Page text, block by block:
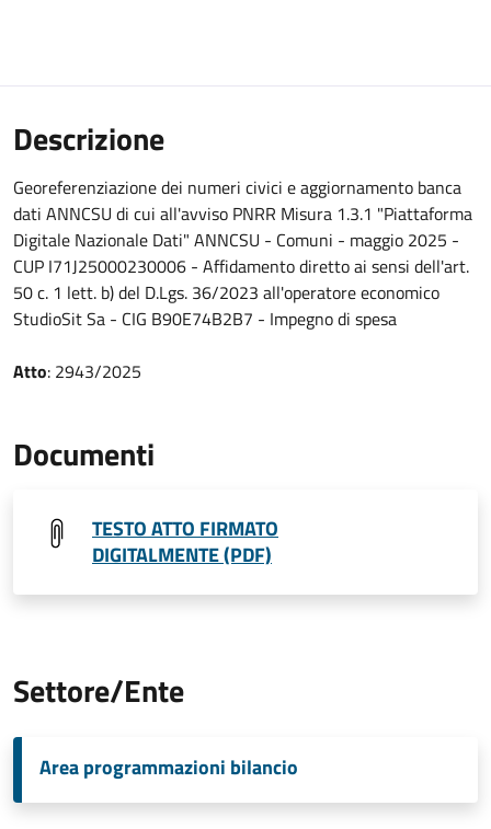
Descrizione
Georeferenziazione dei numeri civici e aggiornamento banca
dati ANNCSU di cui all'avviso PNRR Misura 1.3.1 "Piattaforma
Digitale Nazionale Dati" ANNCSU - Comuni - maggio 2025 -
CUP I71J25000230006 - Affidamento diretto ai sensi dell'art.
50 c. 1 lett. b) del D.Lgs. 36/2023 all'operatore economico
StudioSit Sa - CIG B90E74B2B7 - Impegno di spesa
Atto: 2943/2025
Documenti
TESTO ATTO FIRMATO
DIGITALMENTE (PDF)
Settore/Ente
Area programmazioni bilancio